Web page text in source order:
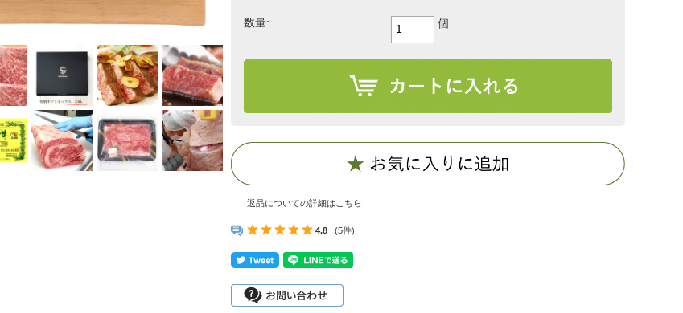
数量: 個
返品についての詳細はこちら
4.8 (5件)